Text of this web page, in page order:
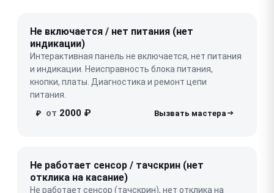
Не включается / нет питания (нет
индикации)
Интерактивная панель не включается, нет питания
и индикации. Неисправность блока питания,
кнопки, платы. Диагностика и ремонт цепи
питания.
₽ от 2000 ₽
Не работает сенсор / тачскрин (нет
отклика на касание)
Не работает сенсор (тачскрин), нет отклика на